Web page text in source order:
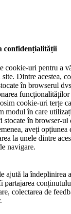
confidențialității
cookie-uri pentru a
Dintre acestea,
în browserul
cookie-uri terțe
modul în care
în browser-ul
aveți opțiunea
la unele dintre
navigare.
ajută la îndeplinirea
partajarea
colectarea de